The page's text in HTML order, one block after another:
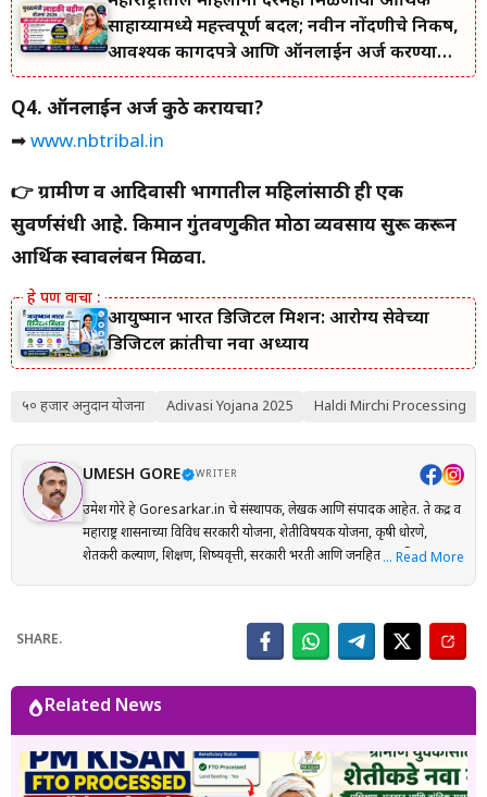
साहाय्यामध्ये महत्त्वपूर्ण बदल; नवीन नोंदणीचे निकष,
आवश्यक कागदपत्रे आणि ऑनलाईन अर्ज करण्याची
सोपी प्रक्रिया जाणून घ्या.
Q4. ऑनलाईन अर्ज कुठे करायचा?
➡www.nbtribal.in
👉 ग्रामीण व आदिवासी भागातील महिलांसाठी ही एक
सुवर्णसंधी आहे. किमान गुंतवणुकीत मोठा व्यवसाय सुरू करून
आर्थिक स्वावलंबन मिळवा.
आयुष्मान भारत डिजिटल मिशन: आरोग्य सेवेच्या
डिजिटल क्रांतीचा नवा अध्याय
५० हजार अनुदान योजना Adivasi Yojana 2025 Haldi Mirchi Processing
UMESH GORE WRITER
उमेश गोरे हे Goresarkar.in चे संस्थापक, लेखक आणि संपादक आहेत. ते केंद्र व
महाराष्ट्र शासनाच्या विविध सरकारी योजना, शेतीविषयक योजना, कृषी धोरणे,
शेतकरी कल्याण, शिक्षण, शिष्यवृत्ती, सरकारी भरती आणि जनहिताच्या विषयांवर
आणि संबंधित अधिकृत स्रोतांचा संदर्भ घेऊन माहितीची पडताळणी केली जाते.
वाचकांना अर्ज प्रक्रिया, पात्रता, आवश्यक कागदपत्रे, लाभ, अंतिम मुदत आणि
युवक आणि सर्वसामान्य नागरिकांपर्यंत विश्वासार्ह, अद्ययावत आणि उपयुक्त माहिती
पोहोचवणे हा आहे. प्रकाशित माहिती वेळोवेळी अद्ययावत ठेवण्याचा प्रयत्न केला
जातो. अधिकृत निर्णयामध्ये बदल झाल्यास संबंधित लेख देखील अद्ययावत करण्यात
येतात. या संकेतस्थळावरील माहिती ही केवळ जनजागृती आणि मार्गदर्शनाच्या
… Read More
SHARE.
Related News